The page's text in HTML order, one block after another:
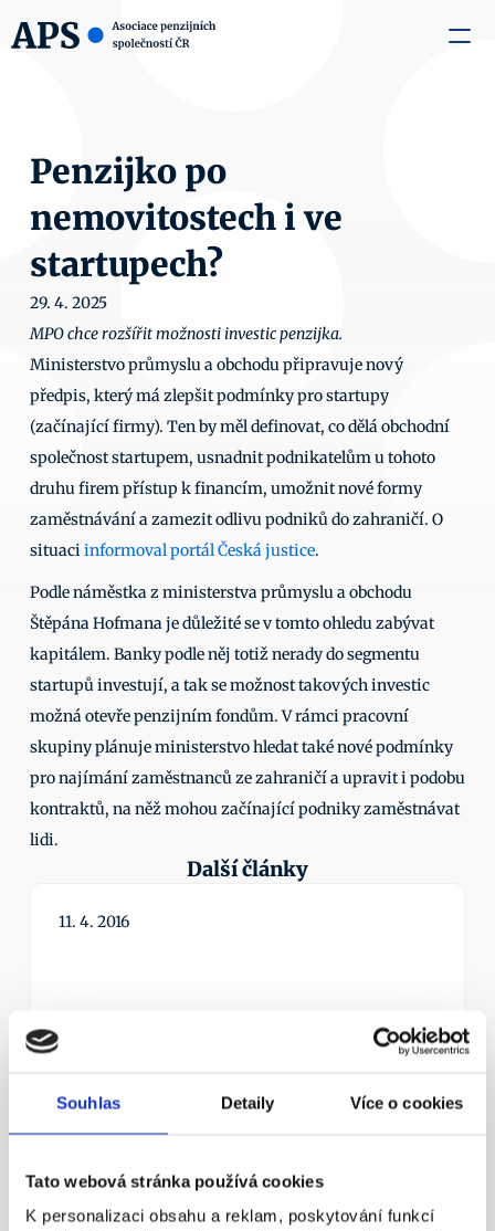
Souhlas Detaily Více o cookies
Tato webová stránka používá cookies
K personalizaci obsahu a reklam, poskytování funkcí
Penzijko po
nemovitostech i ve
startupech?
29. 4. 2025
MPO chce rozšířit možnosti investic penzijka.
Ministerstvo průmyslu a obchodu připravuje nový
předpis, který má zlepšit podmínky pro startupy
(začínající firmy). Ten by měl definovat, co dělá obchodní
společnost startupem, usnadnit podnikatelům u tohoto
druhu firem přístup k financím, umožnit nové formy
zaměstnávání a zamezit odlivu podniků do zahraničí. O
situaci informoval portál Česká justice.
Podle náměstka z ministerstva průmyslu a obchodu
Štěpána Hofmana je důležité se v tomto ohledu zabývat
kapitálem. Banky podle něj totiž nerady do segmentu
startupů investují, a tak se možnost takových investic
možná otevře penzijním fondům. V rámci pracovní
skupiny plánuje ministerstvo hledat také nové podmínky
pro najímání zaměstnanců ze zahraničí a upravit i podobu
kontraktů, na něž mohou začínající podniky zaměstnávat
lidi.
Další články
11. 4. 2016
¶
Státní důchod? Důchodový věk
nestačí!
Nezapomínejme ani na novinku – možnost mít
zároveň dvě penzijní smlouvy.